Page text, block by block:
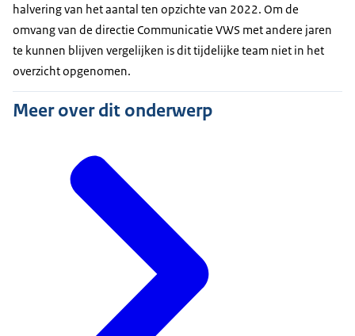
halvering van het aantal ten opzichte van 2022. Om de
omvang van de directie Communicatie VWS met andere jaren
te kunnen blijven vergelijken is dit tijdelijke team niet in het
overzicht opgenomen.
Meer over dit onderwerp